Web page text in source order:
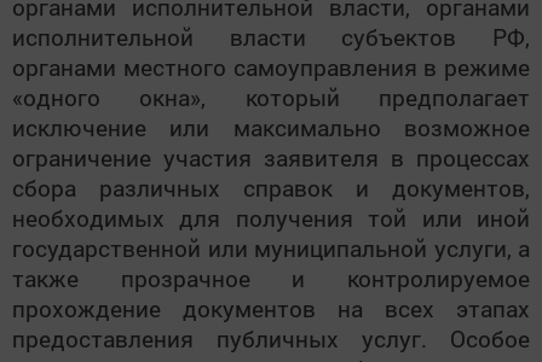
органами исполнительной власти, органами
исполнительной власти субъектов РФ,
органами местного самоуправления в режиме
«одного окна», который предполагает
исключение или максимально возможное
ограничение участия заявителя в процессах
сбора различных справок и документов,
необходимых для получения той или иной
государственной или муниципальной услуги, а
также прозрачное и контролируемое
прохождение документов на всех этапах
предоставления публичных услуг. Особое